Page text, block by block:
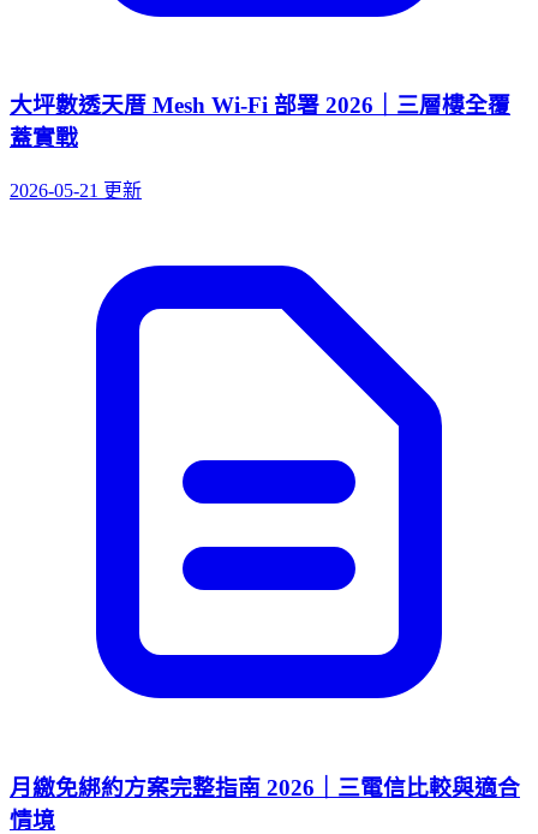
大坪數透天厝 Mesh Wi-Fi 部署 2026｜三層樓全覆
蓋實戰
2026-05-21 更新
月繳免綁約方案完整指南 2026｜三電信比較與適合
情境